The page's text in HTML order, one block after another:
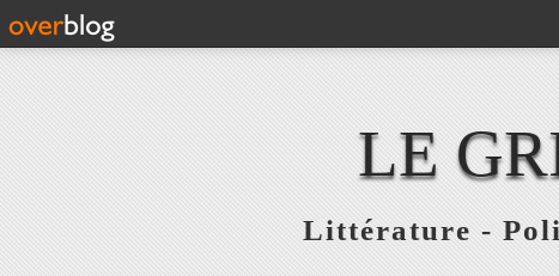
LE
Littérature -